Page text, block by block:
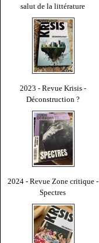
salut de la littérature
2023 - Revue Krisis -
Déconstruction ?
2024 - Revue Zone critique -
Spectres